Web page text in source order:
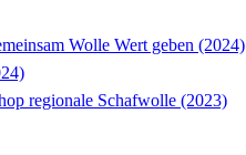
Wolle Wert geben (2024)
regionale Schafwolle (2023)